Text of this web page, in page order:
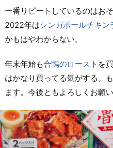
一番リピートしているのはおそ
2022年はシンガポールチキン
かもはやわからない。
年末年始も合鴨のロースト を
はかなり買ってる気がする。
ます。今後ともよろしくお願